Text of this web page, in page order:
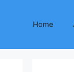
Home